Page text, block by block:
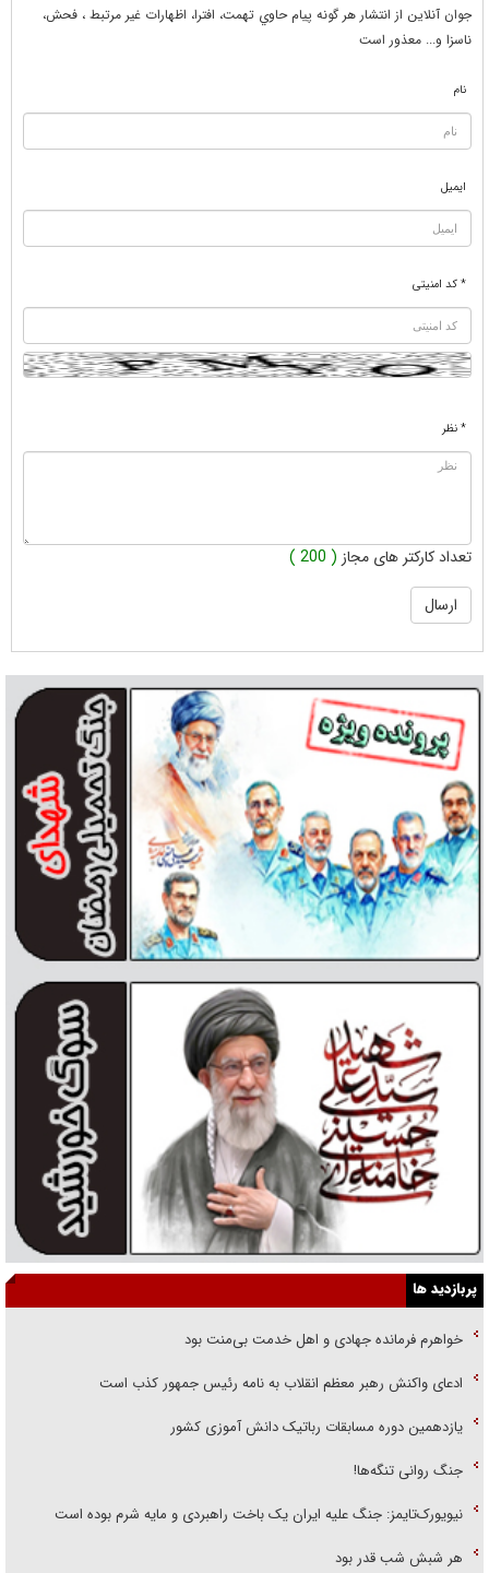
جوان آنلاين از انتشار هر گونه پيام حاوي تهمت، افترا، اظهارات غير مرتبط ، فحش،
ناسزا و... معذور است
نام
ایمیل
* کد امنیتی
* نظر
تعداد کارکتر های مجاز ( 200 )
پربازدید ها
خواهرم فرمانده جهادی و اهل خدمت بی‌منت بود
ادعای واکنش رهبر معظم انقلاب به نامه رئیس جمهور کذب است
یازدهمین دوره مسابقات رباتیک دانش آموزی کشور
جنگ روانی تنگه‌ها!
نیویورک‌تایمز: جنگ علیه ایران یک باخت راهبردی و مایه شرم بوده است
هر شبش شب قدر بود